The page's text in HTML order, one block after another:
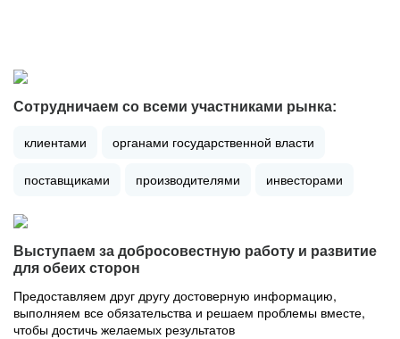
Сотрудничаем со всеми участниками рынка:
клиентами органами государственной власти
поставщиками производителями инвесторами
Выступаем за добросовестную работу и развитие
для обеих сторон
Предоставляем друг другу достоверную информацию,
выполняем все обязательства и решаем проблемы вместе,
чтобы достичь желаемых результатов